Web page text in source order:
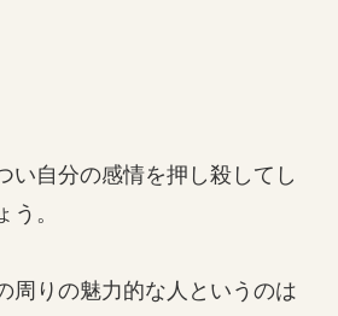
い自分の感情を押し殺してし
う。
周りの魅力的な人というのは